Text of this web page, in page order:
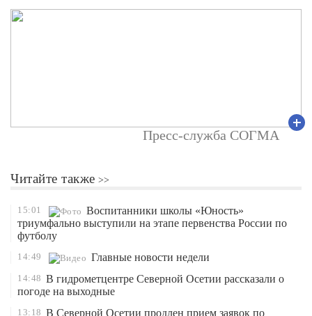
Пресс-служба СОГМА
Читайте также
15:01
Воспитанники школы «Юность»
триумфально выступили на этапе первенства России по
футболу
14:49 Главные новости недели
14:48 В гидрометцентре Северной Осетии рассказали о
погоде на выходные
13:18 В Северной Осетии продлен прием заявок по